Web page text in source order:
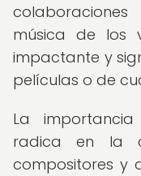
música de los
impactante y
películas o de
La
radica en la
compositores y